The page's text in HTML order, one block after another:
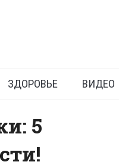
ЗДОРОВЬЕ ВИДЕО
5